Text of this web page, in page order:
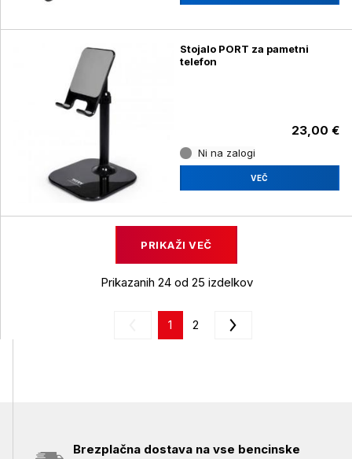
Stojalo PORT za pametni
telefon
23,00 €
Ni na zalogi
VEČ
PRIKAŽI VEČ
Prikazanih 24 od 25 izdelkov
1 2
Brezplačna dostava na vse bencinske